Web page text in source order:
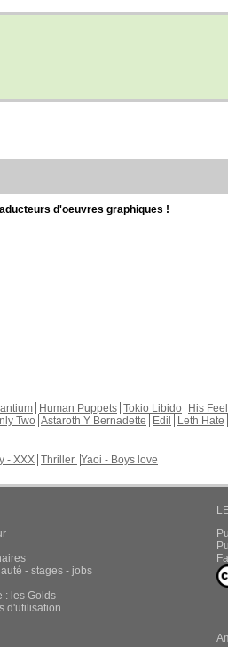
d'oeuvres graphiques !
Human Puppets Tokio Libido His
Two Astaroth Y Bernadette Edil Leth Hate
- XXX Thriller Yaoi - Boys love
- stages - jobs
: les Golds
d'utilisation